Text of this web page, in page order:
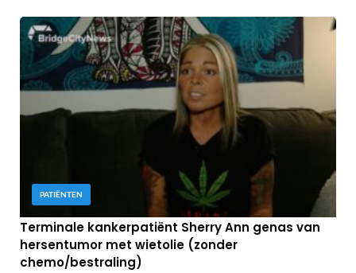
PATIËNTEN
Terminale kankerpatiënt Sherry Ann genas van
hersentumor met wietolie (zonder
chemo/bestraling)